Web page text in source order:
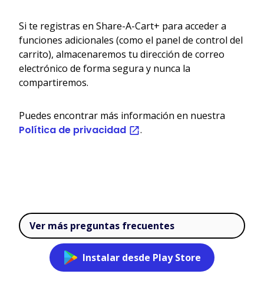
Si te registras en Share-A-Cart+ para acceder a
funciones adicionales (como el panel de control del
carrito), almacenaremos tu dirección de correo
electrónico de forma segura y nunca la
compartiremos.
Puedes encontrar más información en nuestra
Política de privacidad .
Ver más preguntas frecuentes
Instalar desde Play Store